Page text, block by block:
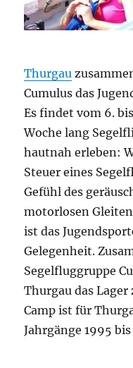
Thurgau
Cumulus das
Es findet vom 6.
Woche lang
hautnah erleben:
Steuer eines
Gefühl des
motorlosen
ist das
Gelegenheit.
Segelfluggruppe
Thurgau das
Camp ist für
Jahrgänge 1995